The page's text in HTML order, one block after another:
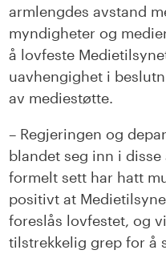
armlengdes avstand
myndigheter og
å lovfeste
uavhengighet i
av mediestøtte.
– Regjeringen og
blandet seg inn i
formelt sett har hatt
positivt at
foreslås lovfestet, og
tilstrekkelig grep for å